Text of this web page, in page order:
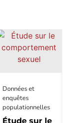
Données et
enquêtes
populationnelles
Étude sur le